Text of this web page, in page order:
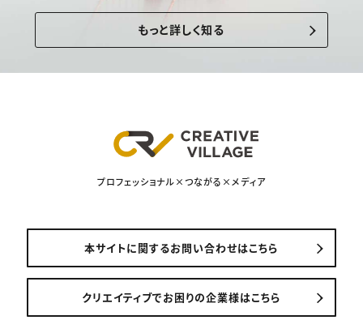
もっと詳しく知る
プロフェッショナル×つながる×メディア
本サイトに関するお問い合わせはこちら
クリエイティブでお困りの企業様はこちら